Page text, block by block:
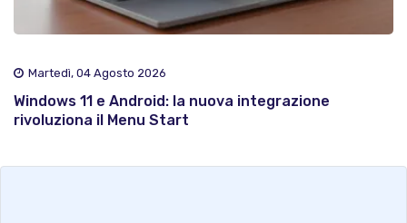
Martedì, 04 Agosto 2026
Windows 11 e Android: la nuova integrazione
rivoluziona il Menu Start